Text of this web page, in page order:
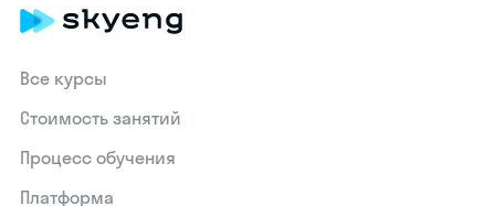
Все курсы
Стоимость занятий
Процесс обучения
Платформа